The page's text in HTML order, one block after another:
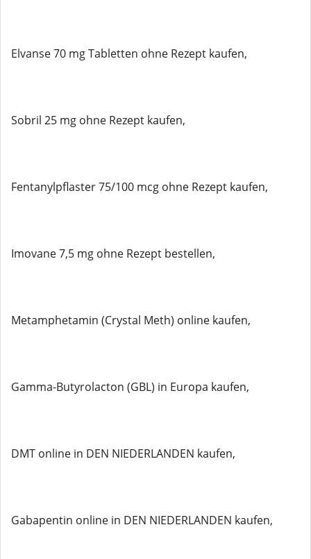
Elvanse 70 mg Tabletten ohne Rezept kaufen,
Sobril 25 mg ohne Rezept kaufen,
Fentanylpflaster 75/100 mcg ohne Rezept kaufen,
Imovane 7,5 mg ohne Rezept bestellen,
Metamphetamin (Crystal Meth) online kaufen,
Gamma-Butyrolacton (GBL) in Europa kaufen,
DMT online in DEN NIEDERLANDEN kaufen,
Gabapentin online in DEN NIEDERLANDEN kaufen,